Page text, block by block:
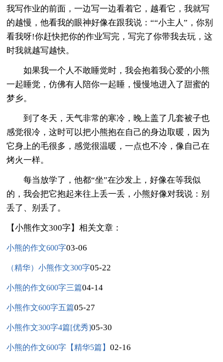
我写作业的前面，一边写一边看着它，越看它，我就写
的越慢，他看我的眼神好像在跟我说：““小主人”，你别
看我呀!你赶快把你的作业写完，写完了你带我去玩，这
时我就越写越快。
如果我一个人不敢睡觉时，我会抱着我心爱的小熊
一起睡觉，仿佛有人陪你一起睡，慢慢地进入了甜蜜的
梦乡。
到了冬天，天气非常的寒冷，晚上盖了几套被子也
感觉很冷，这时可以把小熊抱在自己的身边取暖，因为
它身上的毛很多，感觉很温暖，一点也不冷，像自己在
烤火一样。
每当放学了，他都“坐”在沙发上，好像在等我似
的，我会把它抱起来往上丢一丢，小熊好像对我说：别
丢了、别丢了。
【小熊作文300字】相关文章：
小熊的作文600字03-06
（精华）小熊作文300字05-22
小熊的作文600字三篇04-14
小熊作文600字五篇05-27
小熊作文300字4篇[优秀]05-30
小熊的作文600字【精华5篇】02-16